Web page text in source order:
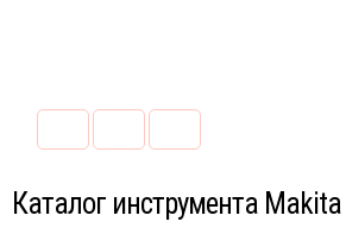
Каталог инструмента Makita